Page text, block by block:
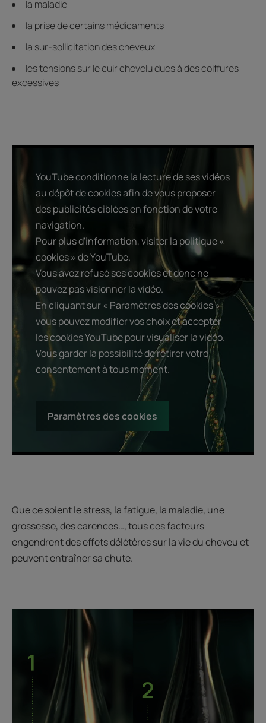
la maladie
la prise de certains médicaments
la sur-sollicitation des cheveux
les tensions sur le cuir chevelu dues à des coiffures
excessives
YouTube conditionne la lecture de ses vidéos
au dépôt de cookies afin de vous proposer
des publicités ciblées en fonction de votre
navigation.
Pour plus d'information, visiter la politique «
cookies » de YouTube.
Vous avez refusé ses cookies et donc ne
pouvez pas visionner la vidéo.
En cliquant sur « Paramètres des cookies »
vous pouvez modifier vos choix et accepter
les cookies YouTube pour visualiser la vidéo.
Vous garder la possibilité de retirer votre
consentement à tous moment.
Paramètres des cookies
Que ce soient le stress, la fatigue, la maladie, une
grossesse, des carences…, tous ces facteurs
engendrent des effets délétères sur la vie du cheveu et
peuvent entraîner sa chute.